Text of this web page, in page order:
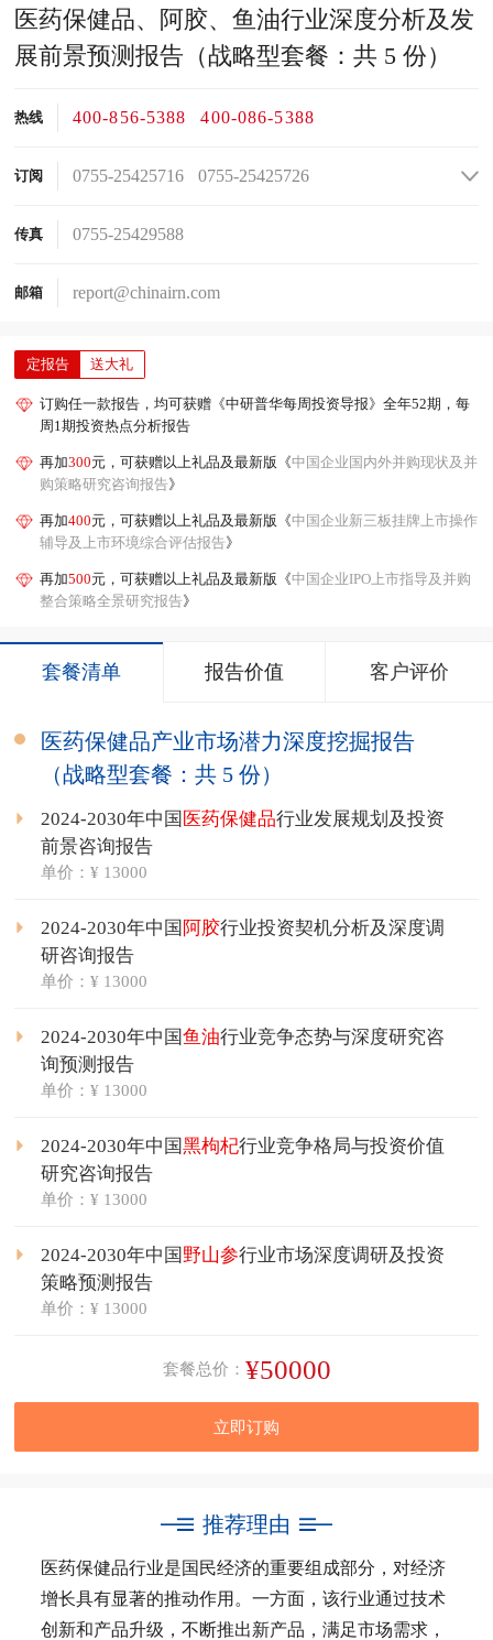
医药保健品、阿胶、鱼油行业深度分析及发
展前景预测报告（战略型套餐：共 5 份）
热线 400-856-5388 400-086-5388
订阅 0755-25425716
0755-25425726
0755-25425776
传真 0755-25429588
邮箱 report@chinairn.com
定报告 送大礼
订购任一款报告，均可获赠《中研普华每周投资导报》全年52期，每
周1期投资热点分析报告
再加300元，可获赠以上礼品及最新版《中国企业国内外并购现状及并
购策略研究咨询报告》
再加400元，可获赠以上礼品及最新版《中国企业新三板挂牌上市操作
辅导及上市环境综合评估报告》
再加500元，可获赠以上礼品及最新版《中国企业IPO上市指导及并购
整合策略全景研究报告》
套餐清单 报告价值 客户评价
医药保健品产业市场潜力深度挖掘报告
（战略型套餐：共 5 份）
2024-2030年中国 医药保健品行业发展规划及投资
前景咨询报告
单价：¥ 13000
2024-2030年中国 阿胶行业投资契机分析及深度调
研咨询报告
单价：¥ 13000
2024-2030年中国鱼油行业竞争态势与深度研究咨
询预测报告
单价：¥ 13000
2024-2030年中国黑枸杞行业竞争格局与投资价值
研究咨询报告
单价：¥ 13000
2024-2030年中国野山参行业市场深度调研及投资
策略预测报告
单价：¥ 13000
套餐总价： ¥50000
立即订购
推荐理由
医药保健品行业是国民经济的重要组成部分，对经济
增长具有显著的推动作用。一方面，该行业通过技术
创新和产品升级，不断推出新产品，满足市场需求，